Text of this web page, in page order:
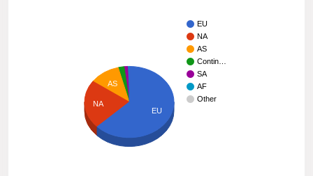
EU
NA
AS
Contin…
SA
AF
Other
AS
NA
EU